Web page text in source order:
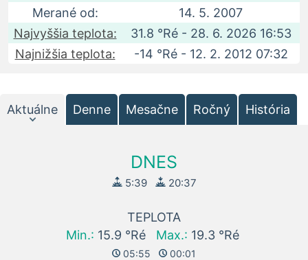
Merané od:
14. 5. 2007
Najvyššia teplota:
31.8 °Ré - 28. 6. 2026 16:53
Najnižšia teplota:
-14 °Ré - 12. 2. 2012 07:32
Aktuálne Denne Mesačne Ročný História
DNES
5:39 20:37
TEPLOTA
Min.: 15.9 °Ré Max.: 19.3 °Ré
05:55 00:01